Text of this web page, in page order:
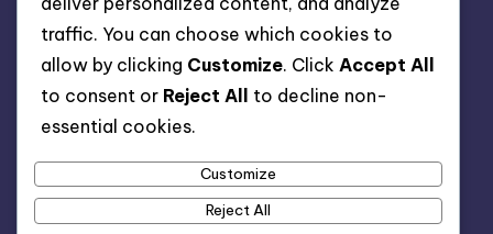
3-2-4-1 Formatie: Creëren van numerieke voordelen,
Benutten van ruimtes, Spelersbewegingen
3-2-4-1 Tactieken: Balbezit beheren, Kansen creëren,
Defensieve soliditeit
wedstrijd, Aanpassingen tijdens de wedstrijd,
Tactische evolutie
traffic. You can choose which cookies to
allow by clicking Customize. Click Accept All
to consent or Reject All
to decline non-
essential cookies.
Customize
Reject All